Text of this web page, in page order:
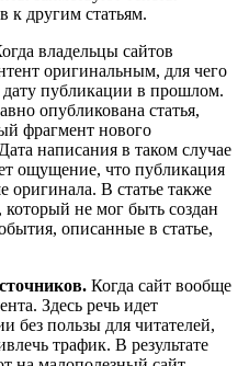
к другим статьям.
владельцы сайтов
оригинальным, для чего
публикации в прошлом.
опубликована статья,
фрагмент нового
написания в таком случае
ощущение, что публикация
оригинала. В статье также
который не мог быть создан
описанные в статье,
Когда сайт вообще
Здесь речь идет
без пользы для читателей,
трафик. В результате